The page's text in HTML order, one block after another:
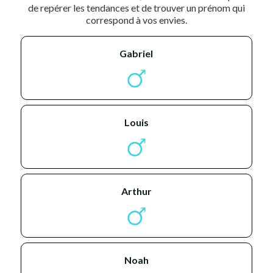
de repérer les tendances et de trouver un prénom qui
correspond à vos envies.
gabriel
louis
arthur
noah